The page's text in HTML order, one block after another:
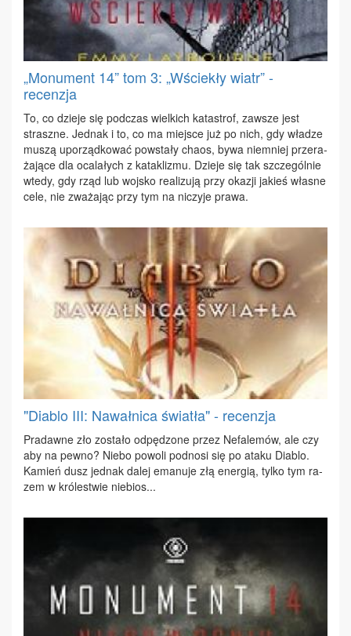
„Monument 14” tom 3: „Wściekły wiatr” -
recenzja
To, co dzie­je się pod­czas wiel­kich ka­ta­strof, za­wsze jest
strasz­ne. Jed­nak i to, co ma miej­sce już po nich, gdy wła­dze
mu­szą upo­rząd­ko­wać po­wsta­ły cha­os, by­wa nie­mniej prze­ra­
ża­ją­ce dla oca­la­łych z ka­ta­kli­zmu. Dzie­je się tak szcze­gól­nie
wte­dy, gdy rząd lub woj­sko re­ali­zu­ją przy oka­zji ja­kieś wła­sne
ce­le, nie zwa­ża­jąc przy tym na ni­czy­je pra­wa.
"Diablo III: Nawałnica światła" - recenzja
Pra­daw­ne zło zo­sta­ło od­pę­dzo­ne przez Ne­fa­le­mów, ale czy
aby na pew­no? Nie­bo po­wo­li pod­no­si się po ata­ku Dia­blo.
Ka­mień dusz jed­nak da­lej ema­nu­je złą ener­gią, tyl­ko tym ra­
zem w kró­le­stwie nie­bios...